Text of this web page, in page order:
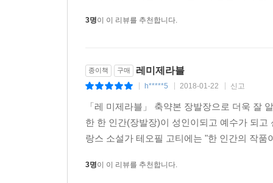
3명이 이 리뷰를 추천합니다.
종이책 구매 레미제라블
h*****5 2018-01-22 신고
「레 미제라블」 축약본 장발장으로 더욱 잘
한 한 인간(장발장)이 성인이되고 예수가 되
랑스 소설가 테오필 고티에는 "한 인간의 작
3명이 이 리뷰를 추천합니다.